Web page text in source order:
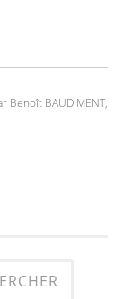
Benoît BAUDIMENT,